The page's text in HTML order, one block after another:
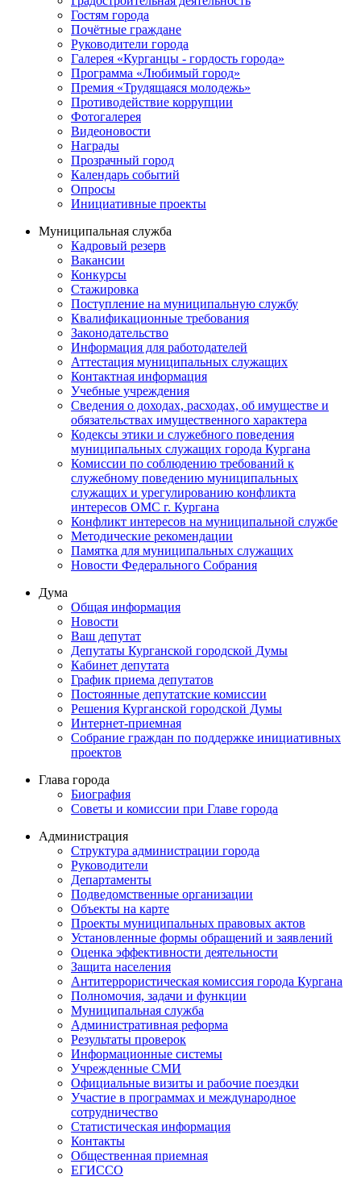
Гостям города
Почётные граждане
Руководители города
Галерея «Курганцы - гордость города»
Программа «Любимый город»
Премия «Трудящаяся молодежь»
Противодействие коррупции
Фотогалерея
Видеоновости
Награды
Прозрачный город
Календарь событий
Опросы
Инициативные проекты
Муниципальная служба
Кадровый резерв
Вакансии
Конкурсы
Стажировка
Поступление на муниципальную службу
Квалификационные требования
Законодательство
Информация для работодателей
Аттестация муниципальных служащих
Контактная информация
Учебные учреждения
Сведения о доходах, расходах, об имуществе и
обязательствах имущественного характера
Кодексы этики и служебного поведения
муниципальных служащих города Кургана
Комиссии по соблюдению требований к
служебному поведению муниципальных
служащих и урегулированию конфликта
интересов ОМС г. Кургана
Конфликт интересов на муниципальной службе
Методические рекомендации
Памятка для муниципальных служащих
Новости Федерального Cобрания
Дума
Общая информация
Новости
Ваш депутат
Депутаты Курганской городской Думы
Кабинет депутата
График приема депутатов
Постоянные депутатские комиссии
Решения Курганской городской Думы
Интернет-приемная
Собрание граждан по поддержке инициативных
проектов
Глава города
Биография
Советы и комиссии при Главе города
Администрация
Структура администрации города
Руководители
Департаменты
Подведомственные организации
Объекты на карте
Проекты муниципальных правовых актов
Установленные формы обращений и заявлений
Оценка эффективности деятельности
Защита населения
Антитеррористическая комиссия города Кургана
Полномочия, задачи и функции
Муниципальная служба
Административная реформа
Результаты проверок
Информационные системы
Учрежденные СМИ
Официальные визиты и рабочие поездки
Участие в программах и международное
сотрудничество
Статистическая информация
Контакты
Общественная приемная
ЕГИССО